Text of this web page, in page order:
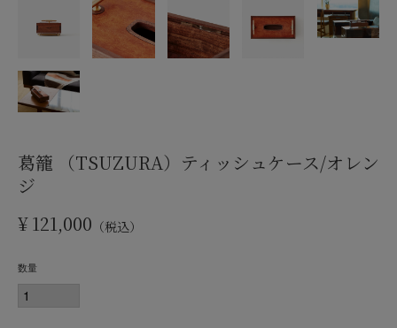
葛籠 （TSUZURA）ティッシュケース/オレン
ジ
¥ 121,000 税込